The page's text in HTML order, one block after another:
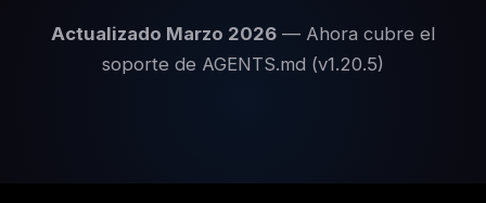
Actualizado Marzo 2026 — Ahora cubre el
soporte de AGENTS.md (v1.20.5)